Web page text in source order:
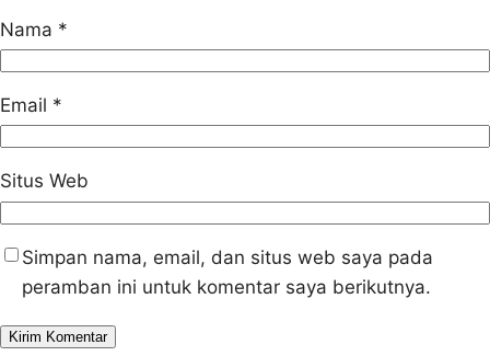
Nama *
Email *
Situs Web
Simpan nama, email, dan situs web saya pada
peramban ini untuk komentar saya berikutnya.